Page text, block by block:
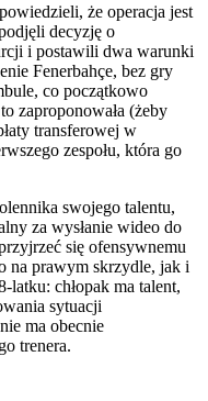
że operacja jest
decyzję o
i postawili dwa warunki
Fenerbahçe, bez gry
co początkowo
zaproponowała (żeby
transferowej w
zespołu, która go
swojego talentu,
za wysłanie wideo do
się ofensywnemu
na prawym skrzydle, jak i
latku: chłopak ma talent,
sytuacji
ma obecnie
trenera.